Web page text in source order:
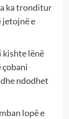
ka tronditur
jetojnë e
kishte lënë
çobani
ndodhet
lopë e